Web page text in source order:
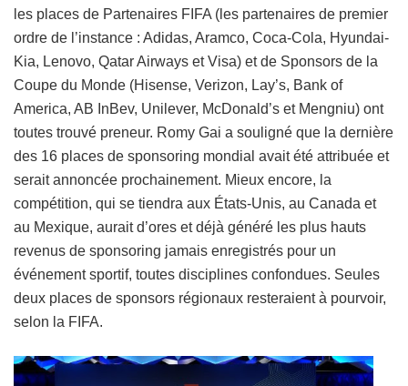
les places de Partenaires FIFA (les partenaires de premier
ordre de l’instance : Adidas, Aramco, Coca-Cola, Hyundai-
Kia, Lenovo, Qatar Airways et Visa) et de Sponsors de la
Coupe du Monde (Hisense, Verizon, Lay’s, Bank of
America, AB InBev, Unilever, McDonald’s et Mengniu) ont
toutes trouvé preneur. Romy Gai a souligné que la dernière
des 16 places de sponsoring mondial avait été attribuée et
serait annoncée prochainement. Mieux encore, la
compétition, qui se tiendra aux États-Unis, au Canada et
au Mexique, aurait d’ores et déjà généré les plus hauts
revenus de sponsoring jamais enregistrés pour un
événement sportif, toutes disciplines confondues. Seules
deux places de sponsors régionaux resteraient à pourvoir,
selon la FIFA.